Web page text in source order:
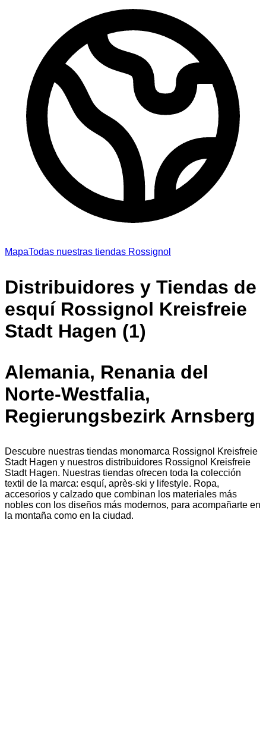
MapaTodas nuestras tiendas Rossignol
Distribuidores y Tiendas de
esquí Rossignol Kreisfreie
Stadt Hagen (1)
Alemania, Renania del
Norte-Westfalia,
Regierungsbezirk Arnsberg
Descubre nuestras tiendas monomarca Rossignol Kreisfreie
Stadt Hagen y nuestros distribuidores Rossignol Kreisfreie
Stadt Hagen. Nuestras tiendas ofrecen toda la colección
textil de la marca: esquí, après-ski y lifestyle. Ropa,
accesorios y calzado que combinan los materiales más
nobles con los diseños más modernos, para acompañarte en
la montaña como en la ciudad.